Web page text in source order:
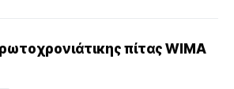
πίτας WIMA